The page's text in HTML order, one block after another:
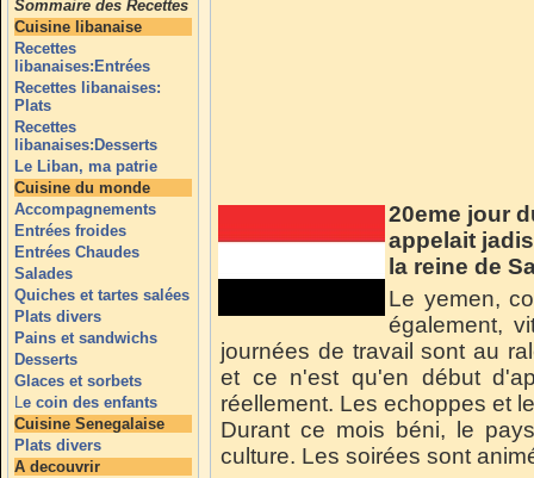
Sommaire des Recettes
Cuisine libanaise
Recettes
libanaises:Entrées
Recettes libanaises:
Plats
Recettes
libanaises:Desserts
Le Liban, ma patrie
Cuisine du monde
Accompagnements
Entrées froides
Entrées Chaudes
Salades
Quiches et tartes salées
Plats divers
Pains et sandwichs
Desserts
Glaces et sorbets
Le coin des enfants
Cuisine Senegalaise
Plats divers
A decouvrir
20eme jour
appelait
la reine de
Le yemen,
également,
journées de travail sont au
et ce n'est qu'en début
réellement. Les echoppes et
Durant ce mois béni, le
culture. Les soirées sont